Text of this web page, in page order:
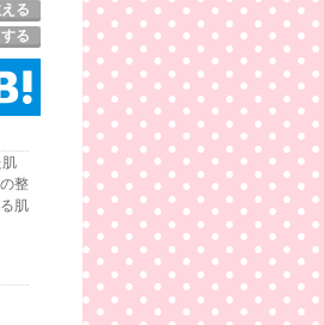
る
る
整
肌